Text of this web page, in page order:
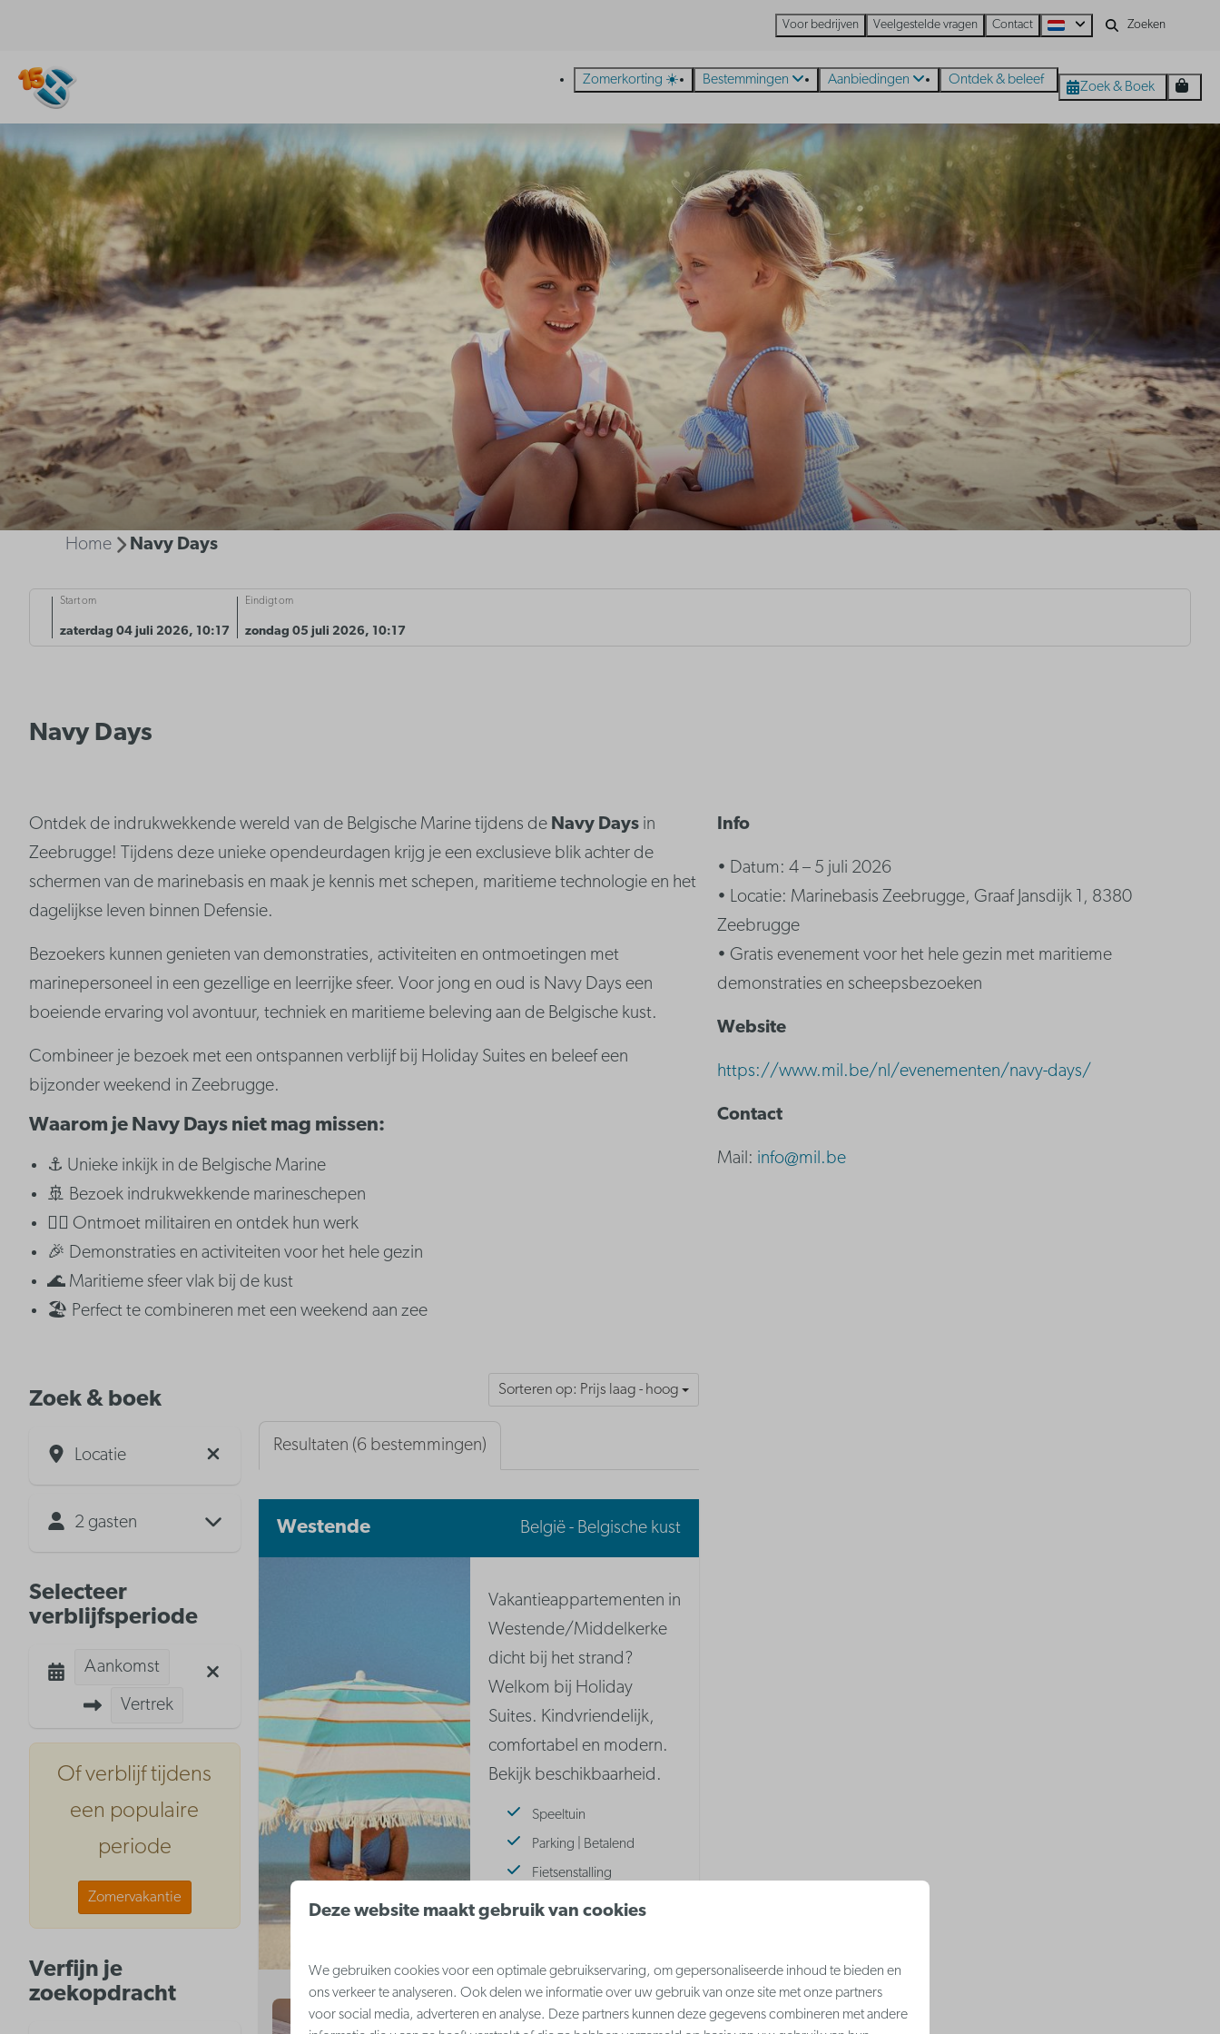
Voor bedrijven Veelgestelde vragen Contact
Zomerkorting ☀️ Bestemmingen Aanbiedingen Ontdek & beleef Zoek & Boek
Home Navy Days
Start om
zaterdag 04 juli 2026, 10:17
Eindigt om
zondag 05 juli 2026, 10:17
Navy Days
Ontdek de indrukwekkende wereld van de Belgische Marine tijdens de Navy Days in
Zeebrugge! Tijdens deze unieke opendeurdagen krijg je een exclusieve blik achter de
schermen van de marinebasis en maak je kennis met schepen, maritieme technologie en het
dagelijkse leven binnen Defensie.
Bezoekers kunnen genieten van demonstraties, activiteiten en ontmoetingen met
marinepersoneel in een gezellige en leerrijke sfeer. Voor jong en oud is Navy Days een
boeiende ervaring vol avontuur, techniek en maritieme beleving aan de Belgische kust.
Combineer je bezoek met een ontspannen verblijf bij Holiday Suites en beleef een
bijzonder weekend in Zeebrugge.
Waarom je Navy Days niet mag missen:
⚓ Unieke inkijk in de Belgische Marine
🚢 Bezoek indrukwekkende marineschepen
👨‍✈️ Ontmoet militairen en ontdek hun werk
🎉 Demonstraties en activiteiten voor het hele gezin
🌊 Maritieme sfeer vlak bij de kust
🏖️ Perfect te combineren met een weekend aan zee
Zoek & boek
Locatie
2 gasten
Selecteer
verblijfsperiode
Aankomst
Vertrek
Of verblijf tijdens
een populaire
periode
Zomervakantie
Verfijn je
zoekopdracht
Sorteren op: Prijs laag - hoog
Resultaten (6 bestemmingen)
Westende België - Belgische kust
Vakantieappartementen in
Westende/Middelkerke
dicht bij het strand?
Welkom bij Holiday
Suites. Kindvriendelijk,
comfortabel en modern.
Bekijk beschikbaarheid.
Speeltuin
Parking | Betalend
Fietsenstalling
Meer informatie
Info
• Datum: 4 – 5 juli 2026
• Locatie: Marinebasis Zeebrugge, Graaf Jansdijk 1, 8380
Zeebrugge
• Gratis evenement voor het hele gezin met maritieme
demonstraties en scheepsbezoeken
Website
https://www.mil.be/nl/evenementen/navy-days/
Contact
Mail: info@mil.be
Deze website maakt gebruik van cookies
We gebruiken cookies voor een optimale gebruikservaring, om gepersonaliseerde inhoud te bieden en
ons verkeer te analyseren. Ook delen we informatie over uw gebruik van onze site met onze partners
voor social media, adverteren en analyse. Deze partners kunnen deze gegevens combineren met andere